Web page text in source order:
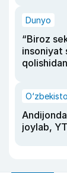
Dunyo
“Biroz
insoniyat
joylab,